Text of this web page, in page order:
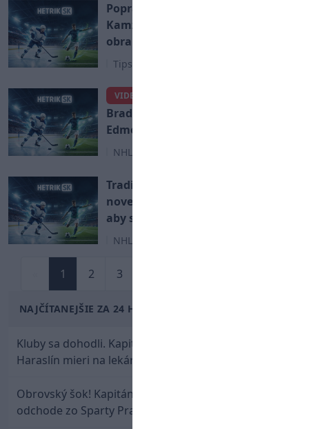
Poprad získal obrovskú posilu.
Kamzíci podpísali bývalého
obrancu z NHL
Tipsport liga
VIDEO
Brada Marchanda proti
Edmontonu
NHL
Tradične úprimný Slafkovský o
novej sezóne: Aj mama mi hovorí,
aby som viac strieľal
NHL
1 2 3
NAJČÍTANEJŠIE ZA 24 HODÍN
Kluby sa dohodli. Kapitán Sparty Praha Lukáš
Haraslín mieri na lekársku prehliadku
Obrovský šok! Kapitán Lukáš Haraslín je údajne na
odchode zo Sparty Praha